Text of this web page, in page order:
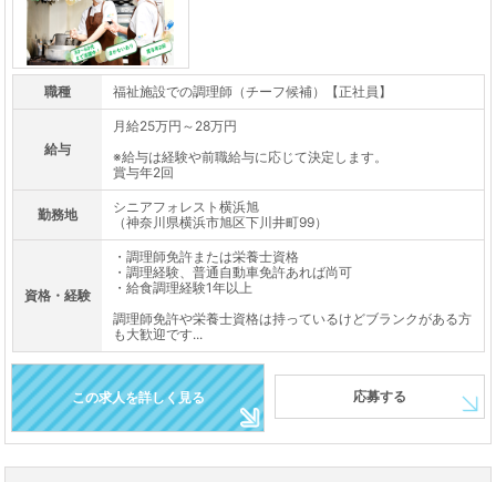
職種 福祉施設での調理師（チーフ候補）【正社員】
給与
月給25万円～28万円
※給与は経験や前職給与に応じて決定します。
賞与年2回
勤務地
シニアフォレスト横浜旭
（神奈川県横浜市旭区下川井町99）
資格・経験
・調理師免許または栄養士資格
・調理経験、普通自動車免許あれば尚可
・給食調理経験1年以上
調理師免許や栄養士資格は持っているけどブランクがある方
も大歓迎です...
この求人を詳しく見る 応募する